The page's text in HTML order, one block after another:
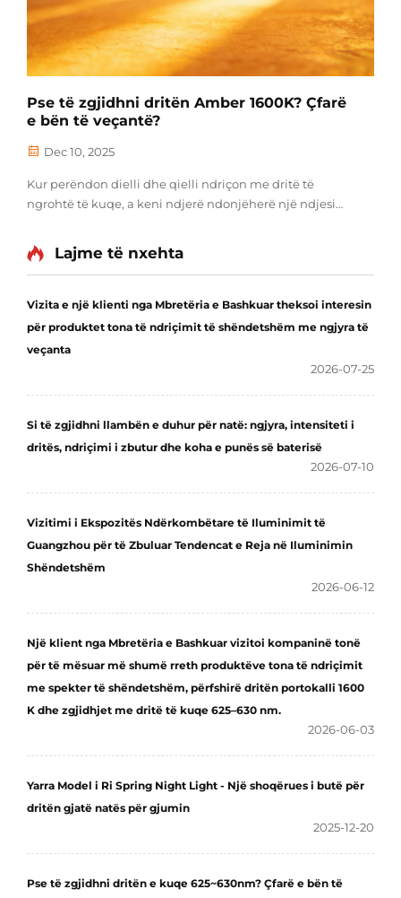
Pse të zgjidhni dritën Amber 1600K? Çfarë
e bën të veçantë?
Dec 10, 2025
Kur perëndon dielli dhe qielli ndriçon me dritë të
ngrohtë të kuqe, a keni ndjerë ndonjëherë një ndjesi
përditshme që drita Amber 1600K do të sjellë në jetën
tuaj. Çfarë është drita Amber 1600K? Temperatura e
Lajme të nxehta
Vizita e një klienti nga Mbretëria e Bashkuar theksoi interesin
për produktet tona të ndriçimit të shëndetshëm me ngjyra të
veçanta
2026-07-25
Si të zgjidhni llambën e duhur për natë: ngjyra, intensiteti i
dritës, ndriçimi i zbutur dhe koha e punës së baterisë
2026-07-10
Vizitimi i Ekspozitës Ndërkombëtare të Iluminimit të
Guangzhou për të Zbuluar Tendencat e Reja në Iluminimin
Shëndetshëm
2026-06-12
Një klient nga Mbretëria e Bashkuar vizitoi kompaninë tonë
për të mësuar më shumë rreth produktëve tona të ndriçimit
me spekter të shëndetshëm, përfshirë dritën portokalli 1600
K dhe zgjidhjet me dritë të kuqe 625–630 nm.
2026-06-03
Yarra Model i Ri Spring Night Light - Një shoqërues i butë për
dritën gjatë natës për gjumin
2025-12-20
Pse të zgjidhni dritën e kuqe 625~630nm? Çfarë e bën të